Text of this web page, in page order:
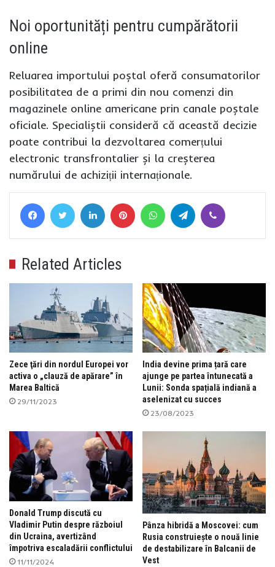
Noi oportunități pentru cumpărătorii
online
Reluarea importului poștal oferă consumatorilor
posibilitatea de a primi din nou comenzi din
magazinele online americane prin canale poștale
oficiale. Specialiștii consideră că această decizie
poate contribui la dezvoltarea comerțului
electronic transfrontalier și la creșterea
numărului de achiziții internaționale.
FacebookTwitter LinkedIn Pinterest WhatsAppTelegram
Related Articles
Zece ţări din nordul Europei vor
activa o „clauză de apărare” în
Marea Baltică
29/11/2023
India devine prima țară care
ajunge pe partea întunecată a
Lunii: Sonda spațială indiană a
aselenizat cu succes
23/08/2023
Donald Trump discută cu
Vladimir Putin despre războiul
din Ucraina, avertizând
împotriva escaladării conflictului
11/11/2024
Pânza hibridă a Moscovei: cum
Rusia construiește o nouă linie
de destabilizare în Balcanii de
Vest